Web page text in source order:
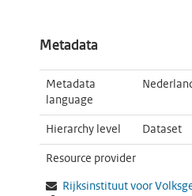
Metadata
Metadata
language
Hierarchy level Dataset
Resource provider
Rijksinstituut voor